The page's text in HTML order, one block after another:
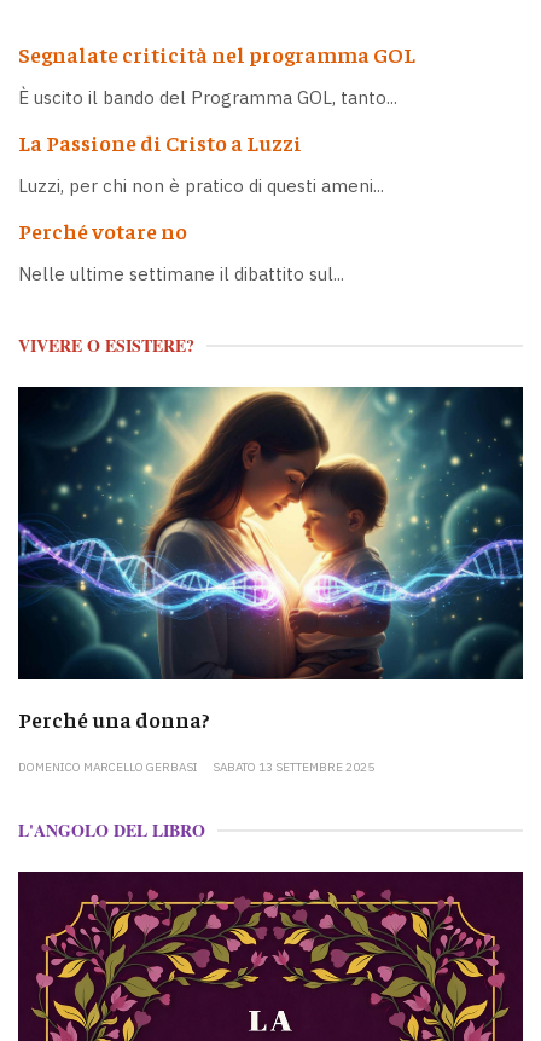
Segnalate criticità nel programma GOL
È uscito il bando del Programma GOL, tanto...
La Passione di Cristo a Luzzi
Luzzi, per chi non è pratico di questi ameni...
Perché votare no
Nelle ultime settimane il dibattito sul...
VIVERE O ESISTERE?
Perché una donna?
DOMENICO MARCELLO GERBASI SABATO 13 SETTEMBRE 2025
L'ANGOLO DEL LIBRO